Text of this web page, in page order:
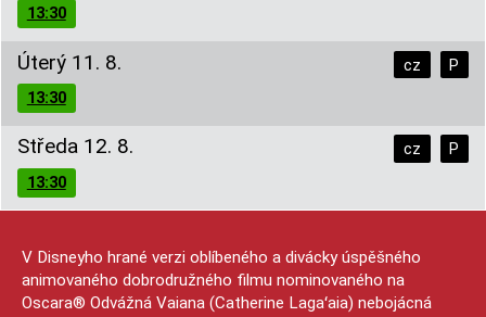
13:30
Úterý 11. 8. P
cz
13:30
Středa 12. 8. P
cz
13:30
V Disneyho hrané verzi oblíbeného a divácky úspěšného
animovaného dobrodružného filmu nominovaného na
Oscara® Odvážná Vaiana (Catherine Lagaʻaia) nebojácná